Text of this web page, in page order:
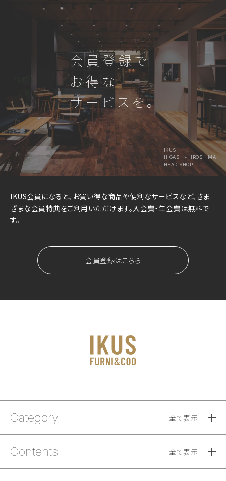
会員登録で
お得な
サービスを。
IKUS
HIGASHI-HIROSHIMA
HEAD SHOP
IKUS会員になると、お買い得な商品や便利なサービスなど、さま
ざまな会員特典をご利用いただけます。入会費・年会費は無料で
す。
会員登録はこちら
Category 全て表示
Contents 全て表示